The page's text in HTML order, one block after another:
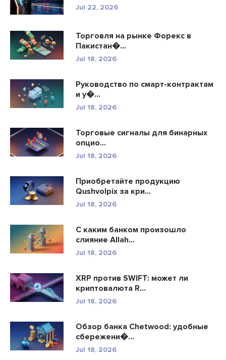
Jul 22, 2026
Торговля на рынке Форекс в
Пакистан�...
Jul 18, 2026
Руководство по смарт-контрактам
и у�...
Jul 18, 2026
Торговые сигналы для бинарных
опцио...
Jul 18, 2026
Приобретайте продукцию
Qushvolpix за кри...
Jul 18, 2026
С каким банком произошло
слияние Allah...
Jul 18, 2026
XRP против SWIFT: может ли
криптовалюта R...
Jul 18, 2026
Обзор банка Chetwood: удобные
сбережени�...
Jul 18, 2026